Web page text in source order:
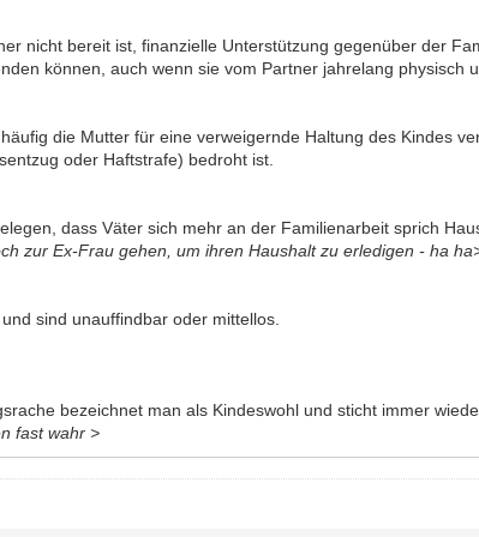
nicht bereit ist, finanzielle Unterstützung gegenüber der
können, auch wenn sie vom Partner jahrelang physisch
die Mutter für eine verweigernde Haltung des Kindes
oder Haftstrafe) bedroht ist.
dass Väter sich mehr an der Familienarbeit sprich
zur Ex-Frau gehen, um ihren Haushalt zu erledigen - ha
sind unauffindbar oder mittellos.
bezeichnet man als Kindeswohl und sticht immer
fast wahr >